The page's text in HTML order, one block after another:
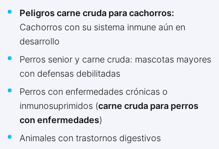
Peligros carne cruda para cachorros:
Cachorros con su sistema inmune aún en
desarrollo
Perros senior y carne cruda: mascotas mayores
con defensas debilitadas
Perros con enfermedades crónicas o
inmunosuprimidos (carne cruda para perros
con enfermedades)
Animales con trastornos digestivos